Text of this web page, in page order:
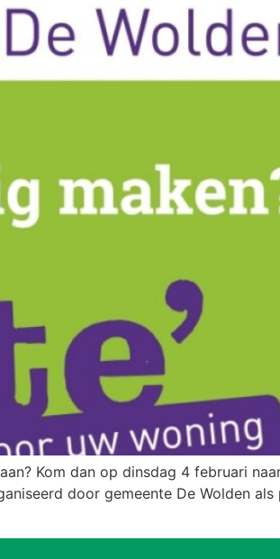
Kom dan op dinsdag 4 februari
door gemeente De Wolden